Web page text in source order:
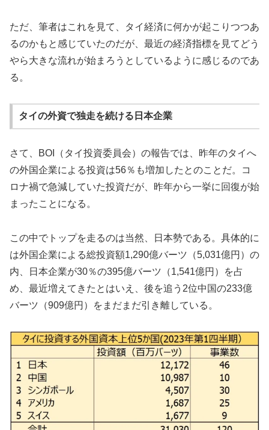
ただ、筆者はこれを見て、タイ経済に何かが起こりつつあ
るのかもと感じていたのだが、最近の経済指標を見てどう
やら大きな流れが始まろうとしているように感じるのであ
る。
タイの外資で独走を続ける日本企業
さて、BOI（タイ投資委員会）の報告では、昨年のタイへ
の外国企業による投資は56％も増加したとのことだ。コ
ロナ禍で急減していた投資だが、昨年から一挙に回復が始
まったことになる。
この中でトップを走るのは当然、日本勢である。具体的に
は外国企業による総投資額1,290億バーツ（5,031億円）の
内、日本企業が30％の395億バーツ（1,541億円）を占
め、最近増えてきたとはいえ、後を追う2位中国の233億
バーツ（909億円）をまだまだ引き離している。